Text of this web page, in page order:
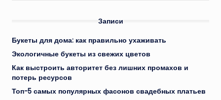
Записи
Букеты для дома: как правильно ухаживать
Экологичные букеты из свежих цветов
Как выстроить авторитет без лишних промахов и
потерь ресурсов
Топ-5 самых популярных фасонов свадебных платьев